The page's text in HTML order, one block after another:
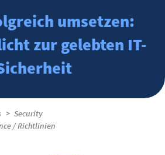
umsetzen:
zur gelebten IT-
Security
/ Richtlinien